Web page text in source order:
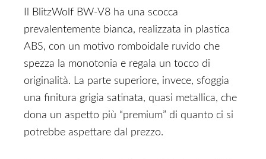
Il BlitzWolf BW-V8 ha una scocca
prevalentemente bianca, realizzata in plastica
ABS, con un motivo romboidale ruvido che
spezza la monotonia e regala un tocco di
originalità. La parte superiore, invece, sfoggia
una finitura grigia satinata, quasi metallica, che
dona un aspetto più “premium” di quanto ci si
potrebbe aspettare dal prezzo.